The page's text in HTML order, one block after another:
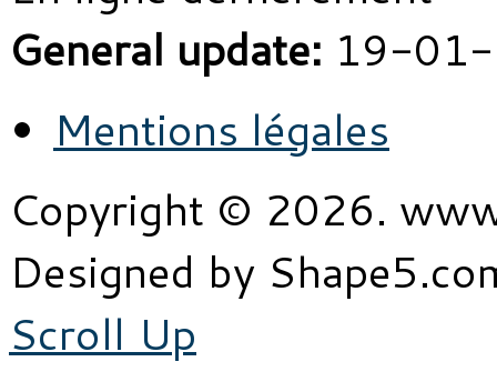
General update: 19-
Mentions légales
Copyright © 2026.
Designed by
Scroll Up